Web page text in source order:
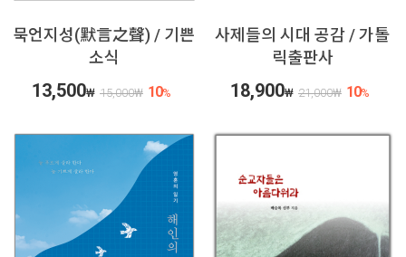
묵언지성(默言之聲) / 기쁜
소식
13,500₩ 15,000₩ 10%
사제들의 시대 공감 / 가톨
릭출판사
18,900₩ 21,000₩ 10%